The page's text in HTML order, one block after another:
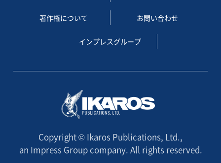
著作権について お問い合わせ
インプレスグループ
Copyright © Ikaros Publications, Ltd.,
an Impress Group company. All rights reserved.